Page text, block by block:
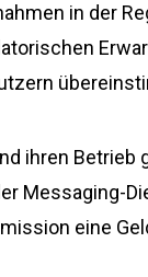
in der
ihren Betrieb
Messaging-
eine